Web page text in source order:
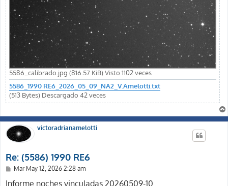
5586_calibrado.jpg (816.57 KiB) Visto 1102 veces
5586_1990 RE6_2026_05_09_NA2_V.Amelotti.txt
(513 Bytes) Descargado 42 veces
victoradrianamelotti
Re: (5586) 1990 RE6
M
n
Mar May 12, 2026 2:28 am
Informe noches vinculadas 20260509-10